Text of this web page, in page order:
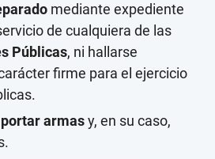
mediante expediente
de cualquiera de las
Públicas, ni hallarse
firme para el ejercicio
armasy, en su caso,